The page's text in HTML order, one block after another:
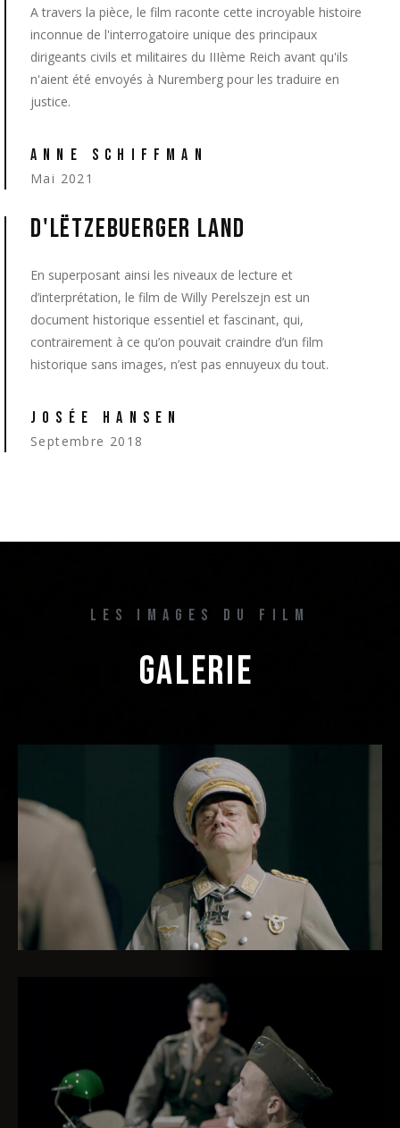
A travers la pièce, le film raconte cette incroyable histoire
inconnue de l'interrogatoire unique des principaux
dirigeants civils et militaires du IIIème Reich avant qu'ils
n'aient été envoyés à Nuremberg pour les traduire en
justice.
ANNE SCHIFFMAN
Mai 2021
D'LËTZEBUERGER LAND
En superposant ainsi les niveaux de lecture et
d’interprétation, le film de Willy Perelszejn est un
document historique essentiel et fascinant, qui,
contrairement à ce qu’on pouvait craindre d’un film
historique sans images, n’est pas ennuyeux du tout.
JOSÉE HANSEN
Septembre 2018
LES IMAGES DU FILM
GALERIE